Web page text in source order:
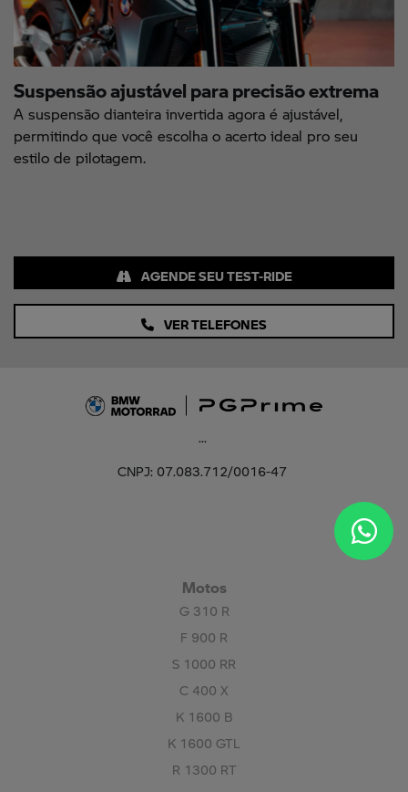
Suspensão ajustável para precisão extrema
A suspensão dianteira invertida agora é ajustável,
permitindo que você escolha o acerto ideal pro seu
estilo de pilotagem.
VER TELEFONES
AGENDE SEU TEST-RIDE
...
CNPJ: 07.083.712/0016-47
Motos
G 310 R
F 900 R
S 1000 RR
C 400 X
K 1600 B
K 1600 GTL
R 1300 RT